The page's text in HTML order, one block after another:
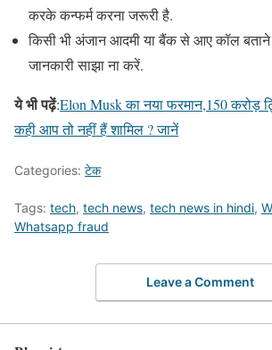
करके कन्फर्म करना जरूरी है.
किसी भी अंजान आदमी या बैंक से आए कॉल बताने
जानकारी साझा ना करें.
ये भी पढ़ें:Elon Musk का नया फरमान,150 करोड़
कही आप तो नहीं हैं शामिल ? जानें
Categories: टेक
Tags: tech, tech news, tech news in hindi,
Whatsapp fraud
Leave a Comment